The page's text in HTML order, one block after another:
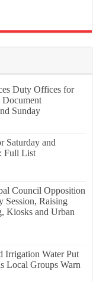
Duty Offices for
Document
Sunday
Saturday and
Full List
Council Opposition
Session, Raising
Kiosks and Urban
Irrigation Water Put
Local Groups Warn